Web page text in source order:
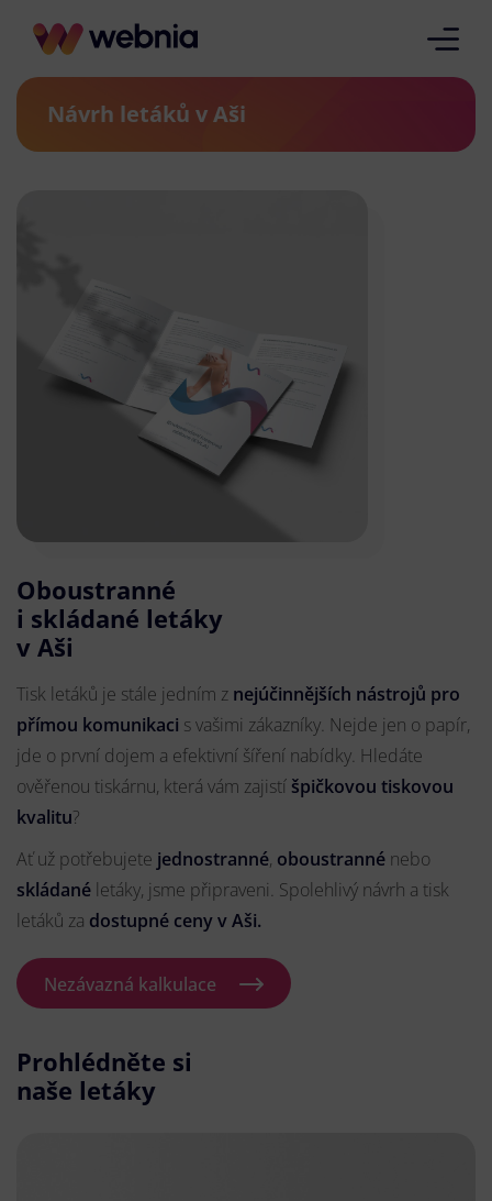
Návrh letáků v Aši
Oboustranné
i skládané letáky
v Aši
Tisk letáků je stále jedním z nejúčinnějších nástrojů pro
přímou komunikaci s vašimi zákazníky. Nejde jen o papír,
jde o první dojem a efektivní šíření nabídky. Hledáte
ověřenou tiskárnu, která vám zajistí špičkovou tiskovou
kvalitu?
Ať už potřebujete jednostranné, oboustranné nebo
skládané letáky, jsme připraveni. Spolehlivý návrh a tisk
letáků za dostupné ceny v Aši.
Nezávazná kalkulace
Prohlédněte si
naše letáky